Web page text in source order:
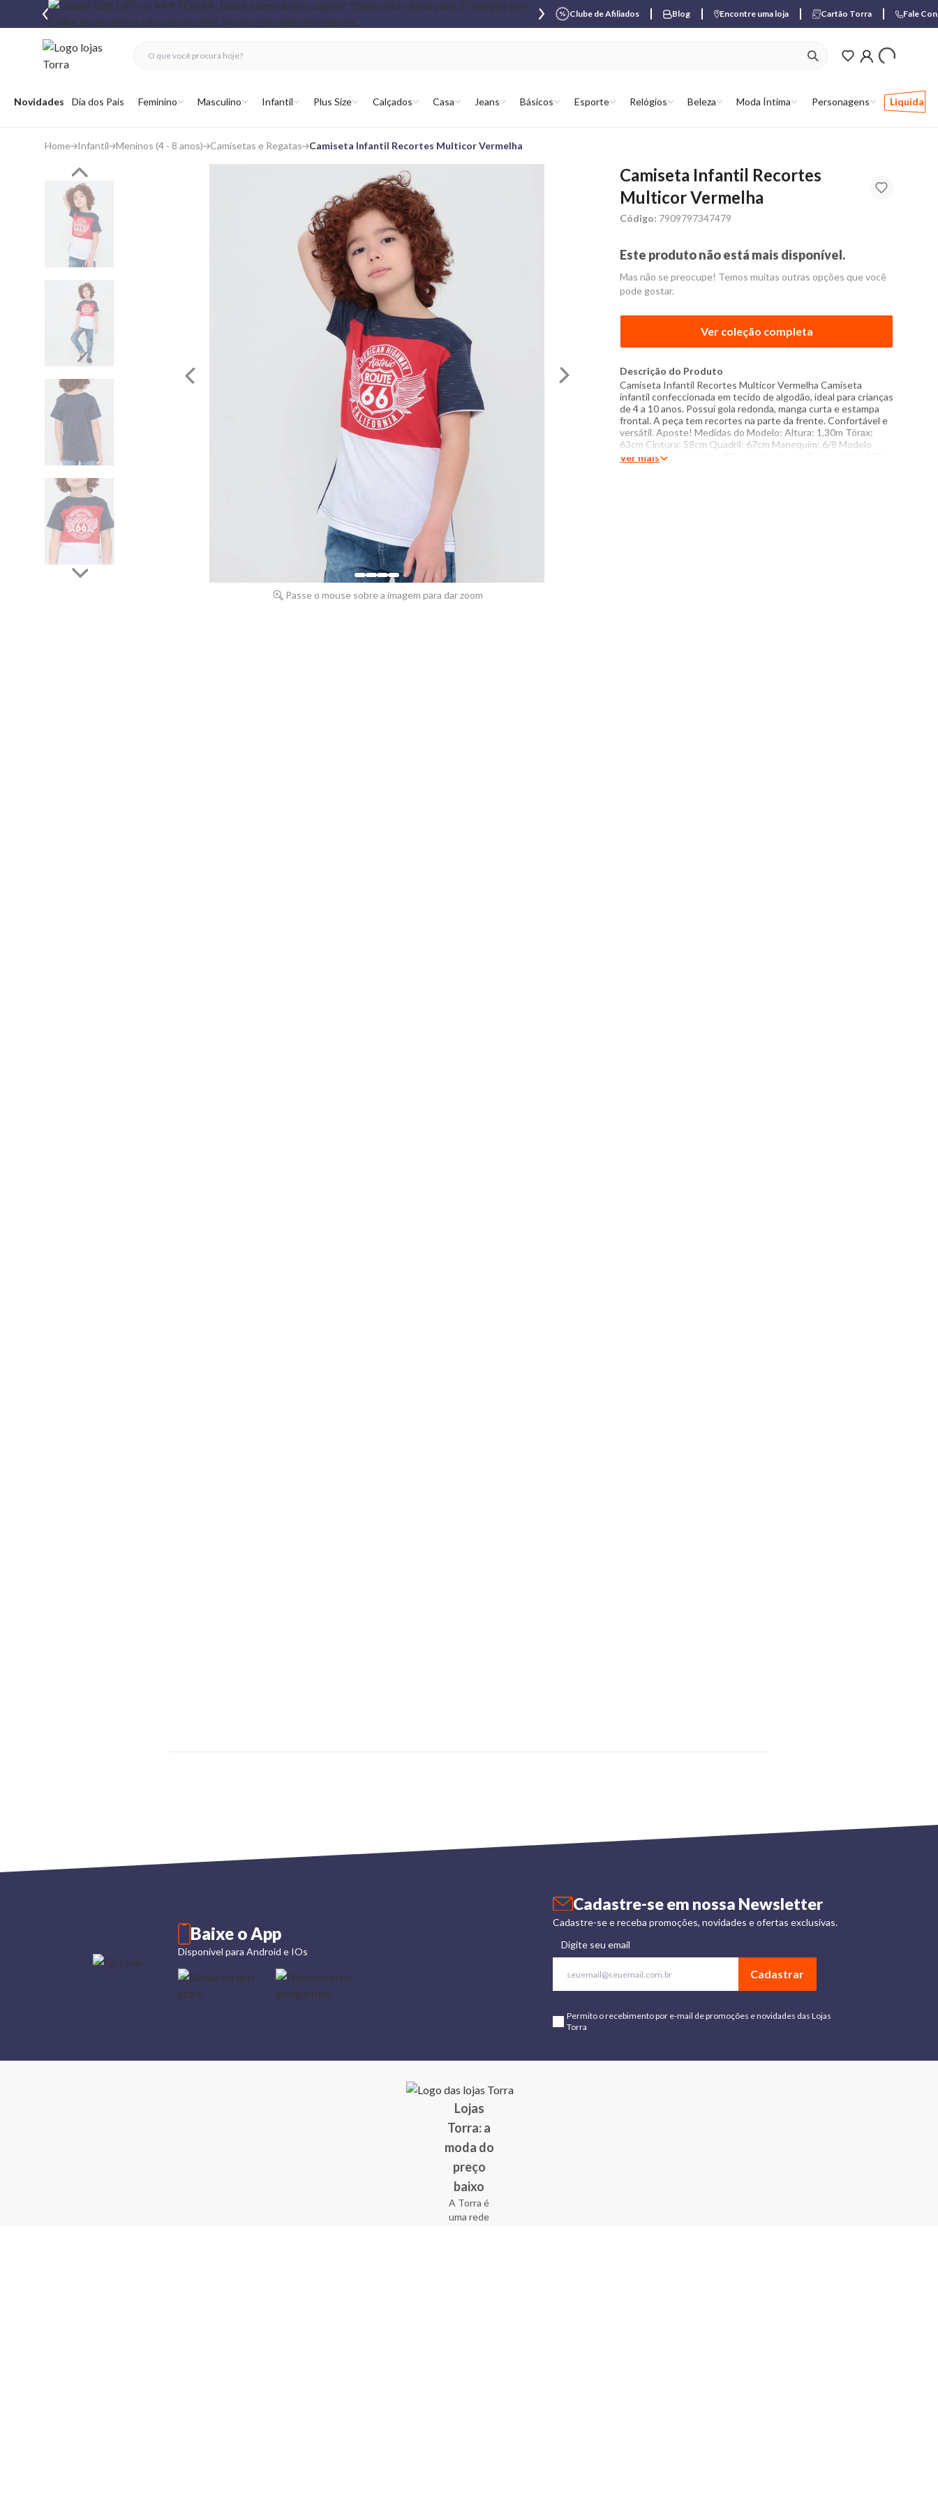
Clube de Afiliados Blog Encontre uma loja Cartão Torra Fale
Abrir menu
Novidades Dia dos Pais Feminino Masculino Infantil Plus Size Calçados Casa Jeans Básicos Esporte Relógios Beleza Moda Íntima Personagens Liquida
ver produtos
fechar menu
fechar menu
favoritos
Home Infantil Meninos (4 - 8 anos) Camisetas e Regatas Camiseta Infantil Recortes Multicor Vermelha
Passe o mouse sobre a imagem para dar zoom
Camiseta Infantil Recortes
Multicor Vermelha
Código: 7909797347479
Este produto não está mais disponível.
Mas não se preocupe! Temos muitas outras opções que você
pode gostar.
Ver coleção completa
Descrição do Produto
Camiseta Infantil Recortes Multicor Vermelha Camiseta
infantil confeccionada em tecido de algodão, ideal para crianças
de 4 a 10 anos. Possui gola redonda, manga curta e estampa
frontal. A peça tem recortes na parte da frente. Confortável e
versátil. Aposte! Medidas do Modelo: Altura: 1,30m Tórax:
63cm Cintura: 58cm Quadril: 67cm Manequim: 6/8 Modelo
veste peça no tamanho 8 Especificações: - Composição: 98%
Ver mais
Cadastre-se em nossa Newsletter
Cadastre-se e receba promoções, novidades e ofertas exclusivas.
Digite seu email
Cadastrar
Permito o recebimento por e-mail de promoções e novidades das Lojas
Torra
Baixe o App
Disponível para Android e IOs
Lojas
Torra: a
moda do
preço
baixo
A Torra é
uma rede